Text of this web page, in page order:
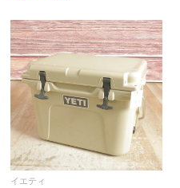
イエティ